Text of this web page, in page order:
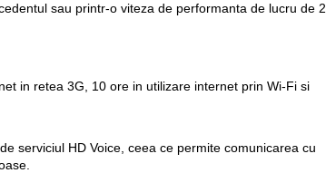
sau printr-o viteza de performanta de lucru de 2
in retea 3G, 10 ore in utilizare internet prin Wi-Fi si
serviciul HD Voice, ceea ce permite comunicarea cu